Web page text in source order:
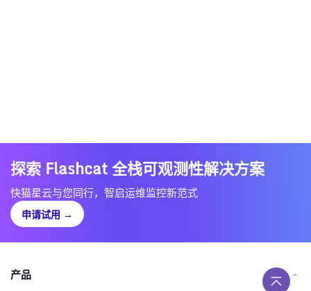
探索 Flashcat 全栈可观测性解决方案
快猫星云与您同行，智启运维监控新范式
申请试用 →
产品